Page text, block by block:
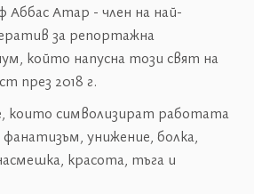
Аббас Атар - член на най-
за репортажна
който напусна този свят на
през 2018 г.
които символизират работата
фанатизъм, унижение, болка,
красота, тъга и